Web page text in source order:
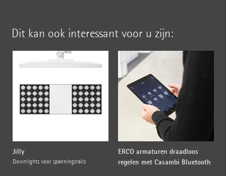
Dit kan ook interessant voor u zijn:
Jilly
Downlights voor spanningsrails
ERCO armaturen draadloos
regelen met Casambi Bluetooth